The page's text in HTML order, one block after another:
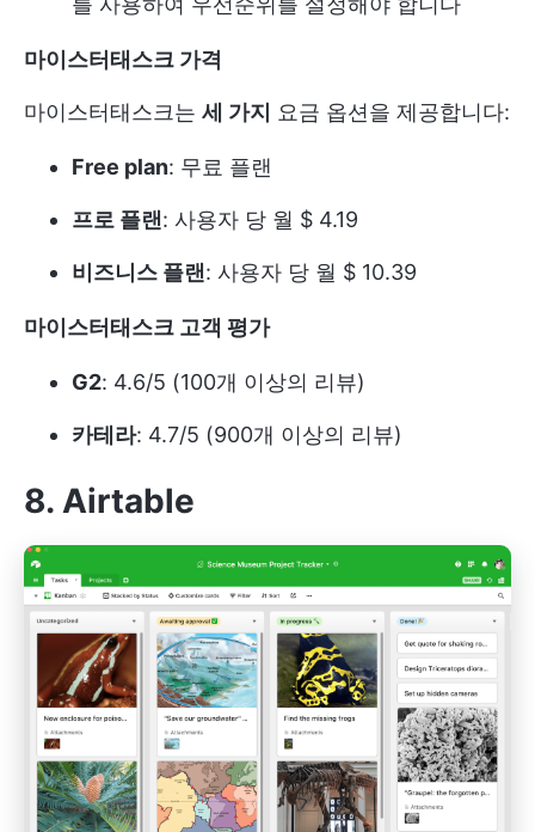
마이스터태스크 가격
마이스터태스크는 세 가지 요금 옵션을 제공합니다:
Free plan: 무료 플랜
프로 플랜 : 사용자 당 월 $ 4.19
비즈니스 플랜 : 사용자 당 월 $ 10.39
마이스터태스크 고객 평가
G2: 4.6/5 (100개 이상의 리뷰)
카테라: 4.7/5 (900개 이상의 리뷰)
8. Airtable